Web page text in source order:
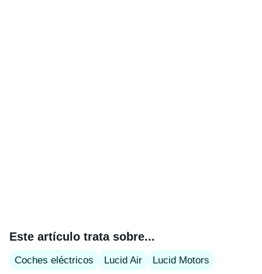
Este artículo trata sobre...
Coches eléctricos Lucid Air Lucid Motors